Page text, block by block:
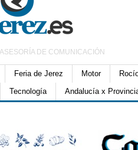
ASESORÍA DE COMUNICACIÓN
Feria de Jerez Motor
Tecnología Andalucía x